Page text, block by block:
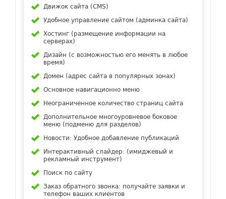
Движок сайта (CMS)
Удобное управление сайтом (админка сайта)
Хостинг (размещение информации на
серверах)
Дизайн (с возможностью его менять в любое
время)
Домен (адрес сайта в популярных зонах)
Основное навигационно меню
Неограниченное количество страниц сайта
Дополнительное многоуровневое боковое
меню (подменю для разделов)
Новости: Удобное добавление публикаций
Интерактивный слайдер: (имиджевый и
рекламный инструмент)
Поиск по сайту
Заказ обратного звонка: получайте заявки и
телефон ваших клиентов